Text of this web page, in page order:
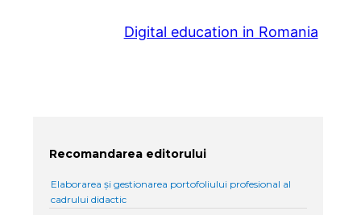
Digital education in Romania
Recomandarea editorului
Elaborarea și gestionarea portofoliului profesional al
cadrului didactic